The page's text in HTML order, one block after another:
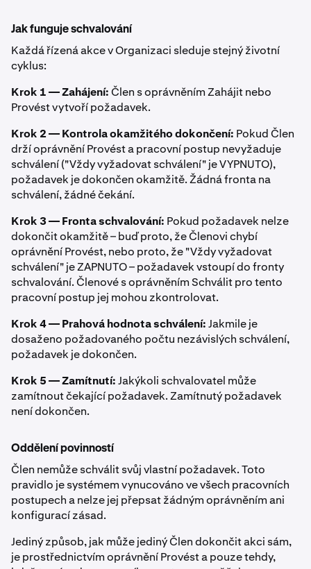
Jak funguje schvalování
Každá řízená akce v Organizaci sleduje stejný životní
cyklus:
Krok 1 — Zahájení:Člen s oprávněním Zahájit nebo
Provést vytvoří požadavek.
Krok 2 — Kontrola okamžitého dokončení: Pokud Člen
drží oprávnění Provést a pracovní postup nevyžaduje
schválení ("Vždy vyžadovat schválení" je VYPNUTO),
požadavek je dokončen okamžitě. Žádná fronta na
schválení, žádné čekání.
Krok 3 — Fronta schvalování: Pokud požadavek nelze
dokončit okamžitě – buď proto, že Členovi chybí
oprávnění Provést, nebo proto, že "Vždy vyžadovat
schválení" je ZAPNUTO – požadavek vstoupí do fronty
schvalování. Členové s oprávněním Schválit pro tento
pracovní postup jej mohou zkontrolovat.
Krok 4 — Prahová hodnota schválení:Jakmile je
dosaženo požadovaného počtu nezávislých schválení,
požadavek je dokončen.
Krok 5 — Zamítnutí:Jakýkoli schvalovatel může
zamítnout čekající požadavek. Zamítnutý požadavek
není dokončen.
Oddělení povinností
Člen nemůže schválit svůj vlastní požadavek. Toto
pravidlo je systémem vynucováno ve všech pracovních
postupech a nelze jej přepsat žádným oprávněním ani
konfigurací zásad.
Jediný způsob, jak může jediný Člen dokončit akci sám,
je prostřednictvím oprávnění Provést a pouze tehdy,